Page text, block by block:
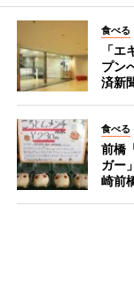
食べる
「
プン
済新
食べる
前橋
ガー
崎前